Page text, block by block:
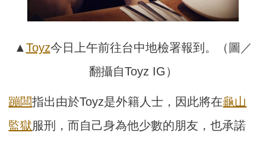
▲ Toyz今日上午前往台中地檢署報到。（圖／
翻攝自Toyz IG）
蹦闆指出由於Toyz是外籍人士，因此將在龜山
監獄服刑，而自己身為他少數的朋友，也承諾